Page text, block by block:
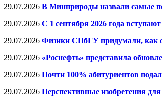
29.07.2026 В Минприроды назвали самые
29.07.2026 С 1 сентября 2026 года
29.07.2026 Физики СПбГУ придумали, как
29.07.2026 «Роснефть» представила
29.07.2026 Почти 100% абитуриентов
29.07.2026 Перспективные изобретения